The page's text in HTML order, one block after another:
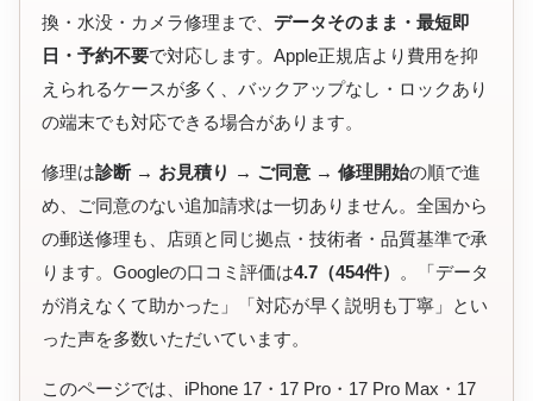
換・水没・カメラ修理まで、 データそのまま・最短即
日・予約不要で対応します。Apple正規店より費用を抑
えられるケースが多く、バックアップなし・ロックあり
の端末でも対応できる場合があります。
修理は診断 → お見積り → ご同意 → 修理開始の順で進
め、ご同意のない追加請求は一切ありません。全国から
の郵送修理も、店頭と同じ拠点・技術者・品質基準で承
ります。Googleの口コミ評価は4.7（454件）
。「データ
が消えなくて助かった」「対応が早く説明も丁寧」とい
った声を多数いただいています。
このページでは、iPhone 17・17 Pro・17 Pro Max・17